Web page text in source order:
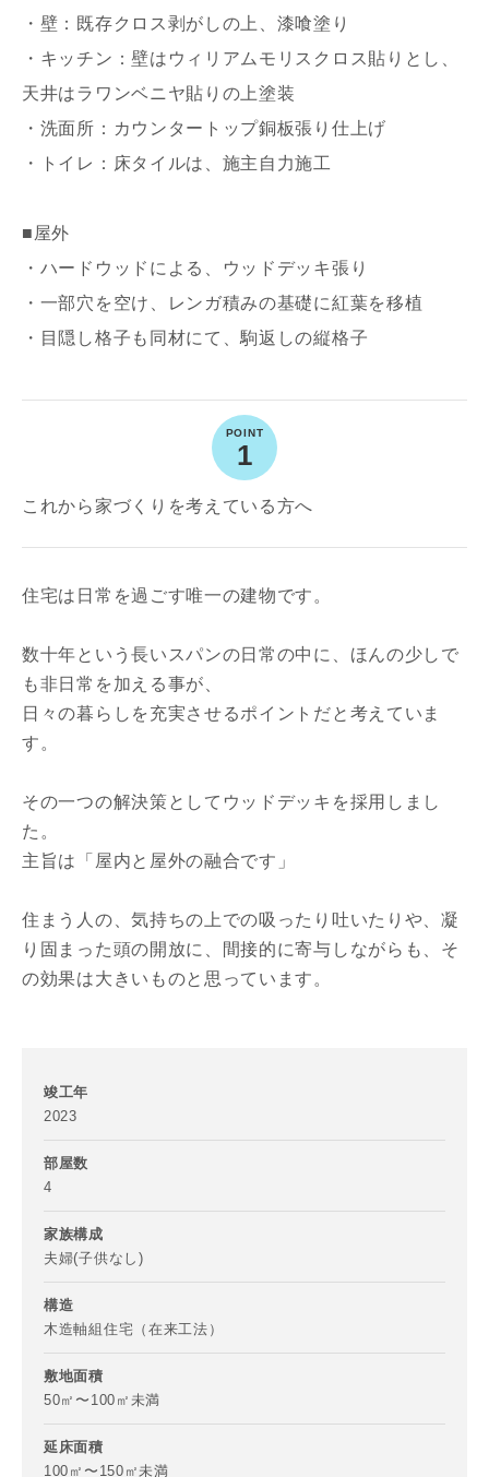
写真を拡大する
写真を拡大する
写真を拡大する
写真を拡大する
・壁：既存クロス剥がしの上、漆喰塗り
・キッチン：壁はウィリアムモリスクロス貼りとし、
天井はラワンベニヤ貼りの上塗装
・洗面所：カウンタートップ銅板張り仕上げ
・トイレ：床タイルは、施主自力施工
■屋外
・ハードウッドによる、ウッドデッキ張り
・一部穴を空け、レンガ積みの基礎に紅葉を移植
・目隠し格子も同材にて、駒返しの縦格子
1
これから家づくりを考えている方へ
住宅は日常を過ごす唯一の建物です。
数十年という長いスパンの日常の中に、ほんの少しで
も非日常を加える事が、
日々の暮らしを充実させるポイントだと考えていま
す。
その一つの解決策としてウッドデッキを採用しまし
た。
主旨は「屋内と屋外の融合です」
住まう人の、気持ちの上での吸ったり吐いたりや、凝
り固まった頭の開放に、間接的に寄与しながらも、そ
の効果は大きいものと思っています。
竣工年
2023
部屋数
4
家族構成
夫婦(子供なし)
構造
木造軸組住宅（在来工法）
敷地面積
50㎡〜100㎡未満
延床面積
100㎡〜150㎡未満